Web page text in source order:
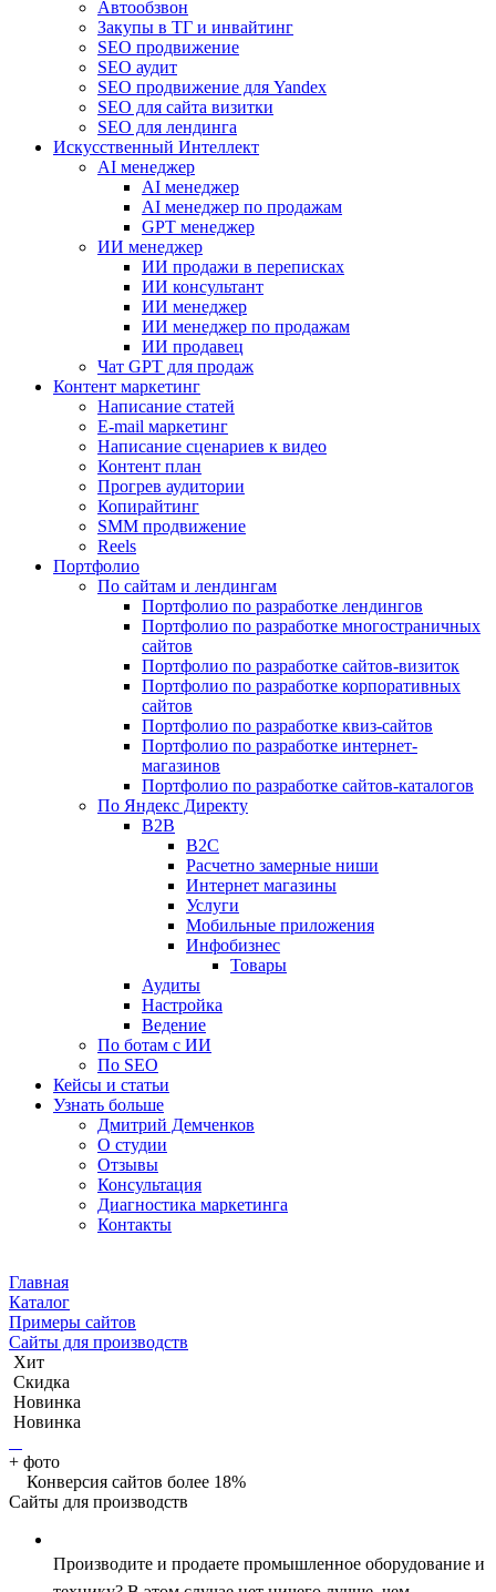
Автообзвон
Закупы в ТГ и инвайтинг
SEO продвижение
SEO аудит
SEO продвижение для Yandex
SEO для сайта визитки
SEO для лендинга
Искусственный Интеллект
AI менеджер
AI менеджер
AI менеджер по продажам
GPT менеджер
ИИ менеджер
ИИ продажи в переписках
ИИ консультант
ИИ менеджер
ИИ менеджер по продажам
ИИ продавец
Чат GPT для продаж
Контент маркетинг
Написание статей
E-mail маркетинг
Написание сценариев к видео
Контент план
Прогрев аудитории
Копирайтинг
SMM продвижение
Reels
Портфолио
По сайтам и лендингам
Портфолио по разработке лендингов
Портфолио по разработке многостраничных
сайтов
Портфолио по разработке сайтов-визиток
Портфолио по разработке корпоративных
сайтов
Портфолио по разработке квиз-сайтов
Портфолио по разработке интернет-
магазинов
Портфолио по разработке сайтов-каталогов
По Яндекс Директу
B2B
B2C
Расчетно замерные ниши
Интернет магазины
Услуги
Мобильные приложения
Инфобизнес
Товары
Аудиты
Настройка
Ведение
По ботам с ИИ
По SEO
Кейсы и статьи
Узнать больше
Дмитрий Демченков
О студии
Отзывы
Консультация
Диагностика маркетинга
Контакты
Главная
Каталог
Примеры сайтов
Сайты для производств
Хит
Скидка
Новинка
Новинка
+ фото
Конверсия сайтов более 18%
Сайты для производств
Производите и продаете промышленное оборудование и